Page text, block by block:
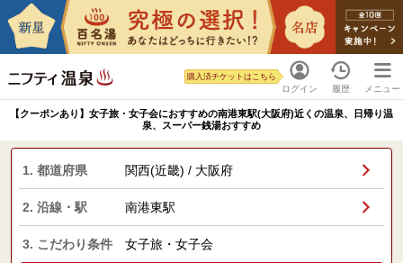
ログイン
購入済チケットはこちら
履歴 メニュー
【クーポンあり】女子旅・女子会におすすめの南港東駅(大阪府)近くの温泉、日帰り温
泉、スーパー銭湯おすすめ
1. 都道府県 関西(近畿) / 大阪府
2. 沿線・駅 南港東駅
3. こだわり条件 女子旅・女子会